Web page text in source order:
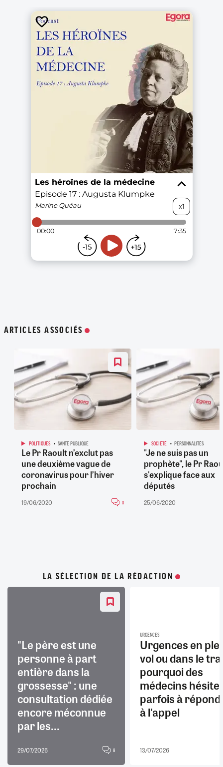
ARTICLES ASSOCIÉS
POLITIQUES SANTÉ PUBLIQUE
Le Pr Raoult n’exclut pas
une deuxième vague de
coronavirus pour l’hiver
prochain
19/06/2020 0
SOCIÉTÉ PERSONNALITÉS
"Je ne suis pas un
prophète", le Pr
s'explique face aux
députés
25/06/2020
LA SÉLECTION DE LA RÉDACTION
"Le père est une
personne à part
entière dans la
grossesse" : une
consultation dédiée
encore méconnue
par les...
29/07/2026 8
URGENCES
Urgences en
vol ou dans le
pourquoi des
médecins
parfois à
à l'appel
13/07/2026